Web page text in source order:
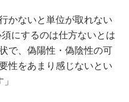
かないと単位が取れない
にするのは仕方ないとは
で、偽陽性・偽陰性の可
性をあまり感じないとい